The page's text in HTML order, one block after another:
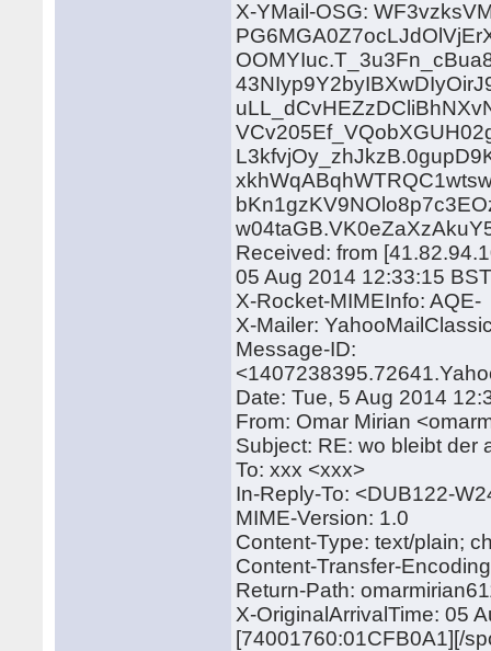
X-YMail-OSG:
Received: from
05 Aug 2014 12:33:15
X-Rocket-MIMEInfo: AQE-
X-Mailer:
Message-ID:
Date: Tue, 5 Aug 2014
From: Omar Mirian
Subject: RE: wo bleibt der
To: xxx <xxx>
In-Reply-To: <DUB122-
MIME-Version: 1.0
Content-Type: text/plain;
Content-Transfer-
Return-Path:
X-OriginalArrivalTime: 05
[74001760:01CFB0A1][/